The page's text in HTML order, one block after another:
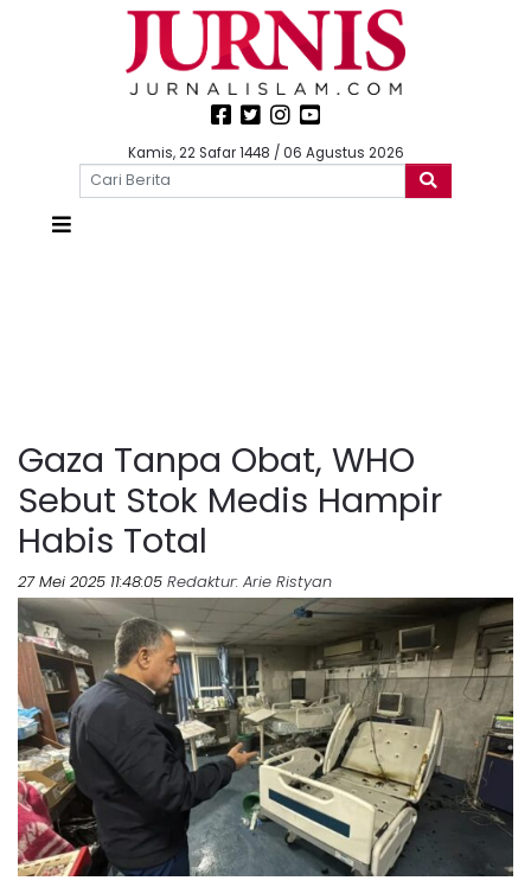
Kamis, 22 Safar 1448 / 06 Agustus 2026
Gaza Tanpa Obat, WHO
Sebut Stok Medis Hampir
Habis Total
27 Mei 2025 11:48:05 Redaktur: Arie Ristyan